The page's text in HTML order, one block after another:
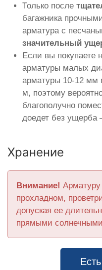
Только после
багажника
арматура с
значительный
Если вы покупаете
арматуры малых
арматуры 10-12 мм
м, поэтому
благополучно
доедет без ущерба
Хранение
Внимание!
прохладном,
допуская ее
прямыми